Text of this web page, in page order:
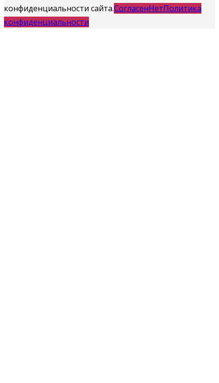
конфиденциальности сайта.СогласенНетПолитика
конфиденциальности